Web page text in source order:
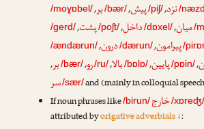
/نزد,
/piʃ/پیش,
/bær/بر,
/moɣɒbel/
/میان,
/dɒxel/داخل,
/poʃt/پشت,
/gerd/
/پیرامون,
/dærun/درون,
/ændærun/
,
/pɒin/پایین,
/bɒlɒ/بالا,
/ru/رو,
/bær/بر,
/sær/سر and (mainly in colloquial
If noun phrases like/birun/ /xɒreʤ/خارج
attributed byorigative adverbials ↓: